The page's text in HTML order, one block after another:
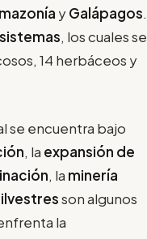
yGalápagos.
, los cuales se
14 herbáceos y
se encuentra bajo
, la expansión de
, la minería
son algunos
la